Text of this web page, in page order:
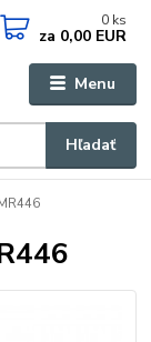
Menu
Hľadať
0 ks
za 0,00 EUR